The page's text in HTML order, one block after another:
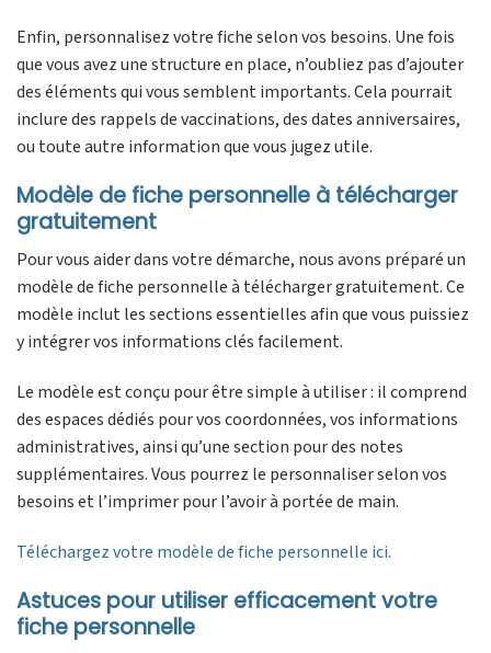
Enfin, personnalisez votre fiche selon vos besoins. Une fois
que vous avez une structure en place, n’oubliez pas d’ajouter
des éléments qui vous semblent importants. Cela pourrait
inclure des rappels de vaccinations, des dates anniversaires,
ou toute autre information que vous jugez utile.
Modèle de fiche personnelle à télécharger
gratuitement
Pour vous aider dans votre démarche, nous avons préparé un
modèle de fiche personnelle à télécharger gratuitement. Ce
modèle inclut les sections essentielles afin que vous puissiez
y intégrer vos informations clés facilement.
Le modèle est conçu pour être simple à utiliser : il comprend
des espaces dédiés pour vos coordonnées, vos informations
administratives, ainsi qu’une section pour des notes
supplémentaires. Vous pourrez le personnaliser selon vos
besoins et l’imprimer pour l’avoir à portée de main.
Téléchargez votre modèle de fiche personnelle ici.
Astuces pour utiliser efficacement votre
fiche personnelle